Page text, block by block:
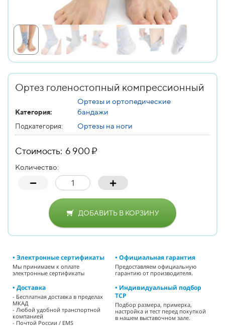
Ортез голеностопный компрессионный
Категория:
Ортезы и ортопедические
бандажи
Подкатегория: Ортезы на ноги
Стоимость: 6 900 ₽
Количество:
ДОБАВИТЬ В КОРЗИНУ
• Электронные сертификаты
Мы принимаем к оплате
электронные сертификаты
• Официальная гарантия
Предоставляем официальную
гарантию от производителя.
• Доставка
- Бесплатная доставка в пределах
МКАД
- Любой удобной транспортной
компанией
- Почтой России / EMS
• Индивидуальный подбор
ТСР
Подбор размера, примерка,
настройка и тест перед покупкой
в нашем выставочном зале.